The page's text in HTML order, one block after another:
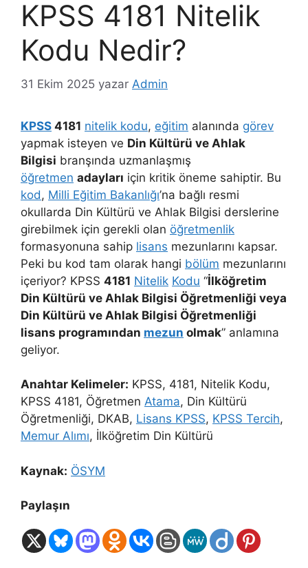
KPSS 4181 Nitelik
Kodu Nedir?
31 Ekim 2025 yazar Admin
KPSS 4181 nitelik kodu, eğitim alanında görev
yapmak isteyen ve Din Kültürü ve Ahlak
Bilgisi branşında uzmanlaşmış
öğretmen adayları için kritik öneme sahiptir. Bu
kod, Milli Eğitim Bakanlığı’na bağlı resmi
okullarda Din Kültürü ve Ahlak Bilgisi derslerine
girebilmek için gerekli olan öğretmenlik
formasyonuna sahip lisans mezunlarını kapsar.
Peki bu kod tam olarak hangi bölüm mezunlarını
içeriyor? KPSS 4181 Nitelik Kodu “İlköğretim
Din Kültürü ve Ahlak Bilgisi Öğretmenliği veya
Din Kültürü ve Ahlak Bilgisi Öğretmenliği
lisans programından mezun olmak” anlamına
geliyor.
Anahtar Kelimeler: KPSS, 4181, Nitelik Kodu,
KPSS 4181, Öğretmen Atama, Din Kültürü
Öğretmenliği, DKAB, Lisans KPSS, KPSS Tercih,
Memur Alımı, İlköğretim Din Kültürü
Kaynak: ÖSYM
Paylaşın